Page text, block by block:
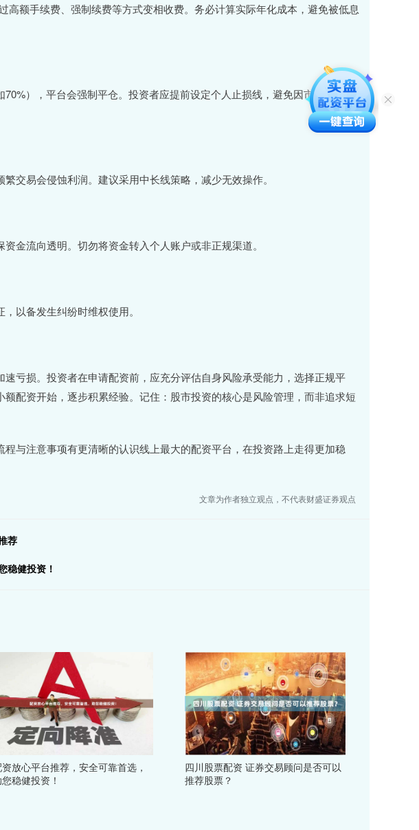
高额手续费、强制续费等方式变相收费。务必计算实际年化成本，避免被低息
），平台会强制平仓。投资者应提前设定个人止损线，避免因市场波动导
交易会侵蚀利润。建议采用中长线策略，减少无效操作。
金流向透明。切勿将资金转入个人账户或非正规渠道。
以备发生纠纷时维权使用。
亏损。投资者在申请配资前，应充分评估自身风险承受能力，选择正规平
配资开始，逐步积累经验。记住：股市投资的核心是风险管理，而非追求短
与注意事项有更清晰的认识线上最大的配资平台，在投资路上走得更加稳
文章为作者独立观点，不代表财盛证券观点
荐
稳健投资！
放心平台推荐，安全可靠首选，
稳健投资！
四川股票配资 证券交易顾问是否可以
推荐股票？